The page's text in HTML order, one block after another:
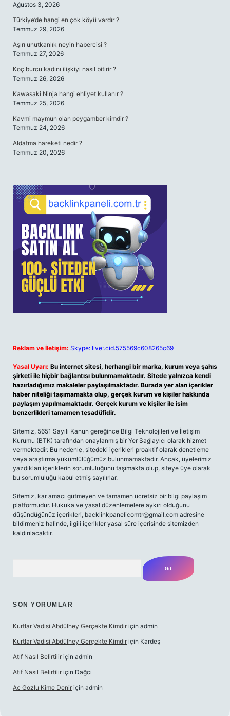
Ağustos 3, 2026
Türkiye’de hangi en çok köyü vardır ?
Temmuz 29, 2026
Aşırı unutkanlık neyin habercisi ?
Temmuz 27, 2026
Koç burcu kadını ilişkiyi nasıl bitirir ?
Temmuz 26, 2026
Kawasaki Ninja hangi ehliyet kullanır ?
Temmuz 25, 2026
Kavmi maymun olan peygamber kimdir ?
Temmuz 24, 2026
Aldatma hareketi nedir ?
Temmuz 20, 2026
Reklam ve İletişim: Skype: live:.cid.575569c608265c69
Yasal Uyarı: Bu internet sitesi, herhangi bir marka, kurum veya şahıs
şirketi ile hiçbir bağlantısı bulunmamaktadır. Sitede yalnızca kendi
hazırladığımız makaleler paylaşılmaktadır. Burada yer alan içerikler
haber niteliği taşımamakta olup, gerçek kurum ve kişiler hakkında
paylaşım yapılmamaktadır. Gerçek kurum ve kişiler ile isim
benzerlikleri tamamen tesadüfidir.
Sitemiz, 5651 Sayılı Kanun gereğince Bilgi Teknolojileri ve İletişim
Kurumu (BTK) tarafından onaylanmış bir Yer Sağlayıcı olarak hizmet
vermektedir. Bu nedenle, sitedeki içerikleri proaktif olarak denetleme
veya araştırma yükümlülüğümüz bulunmamaktadır. Ancak, üyelerimiz
yazdıkları içeriklerin sorumluluğunu taşımakta olup, siteye üye olarak
bu sorumluluğu kabul etmiş sayılırlar.
Sitemiz, kar amacı gütmeyen ve tamamen ücretsiz bir bilgi paylaşım
platformudur. Hukuka ve yasal düzenlemelere aykırı olduğunu
düşündüğünüz içerikleri, backlinkpanelicomtr@gmail.com adresine
bildirmeniz halinde, ilgili içerikler yasal süre içerisinde sitemizden
kaldırılacaktır.
SON YORUMLAR
Kurtlar Vadisi Abdülhey Gerçekte Kimdir için admin
Kurtlar Vadisi Abdülhey Gerçekte Kimdir için Kardeş
Atıf Nasıl Belirtilir için admin
Atıf Nasıl Belirtilir için Dağcı
Ac Gozlu Kime Denir için admin